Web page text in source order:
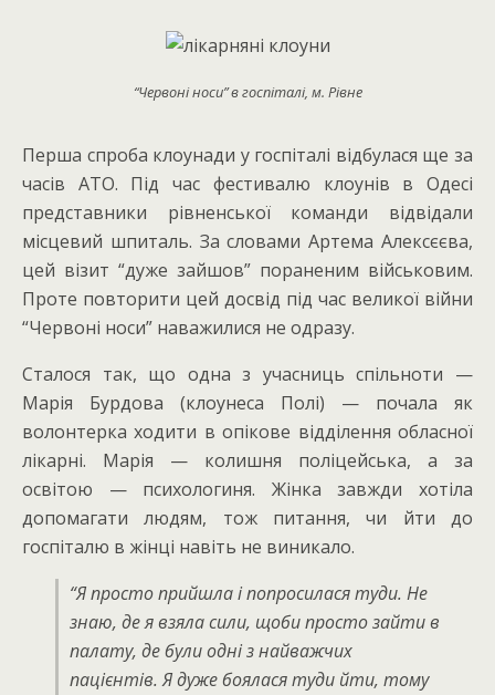
“Червоні носи” в госпіталі, м. Рівне
Перша спроба клоунади у госпіталі відбулася ще за
часів АТО. Під час фестивалю клоунів в Одесі
представники рівненської команди відвідали
місцевий шпиталь. За словами Артема Алексєєва,
цей візит “дуже зайшов” пораненим військовим.
Проте повторити цей досвід під час великої війни
“Червоні носи” наважилися не одразу.
Сталося так, що одна з учасниць спільноти —
Марія Бурдова (клоунеса Полі) — почала як
волонтерка ходити в опікове відділення обласної
лікарні. Марія — колишня поліцейська, а за
освітою — психологиня. Жінка завжди хотіла
допомагати людям, тож питання, чи йти до
госпіталю в жінці навіть не виникало.
“Я просто прийшла і попросилася туди. Не
знаю, де я взяла сили, щоби просто зайти в
палату, де були одні з найважчих
пацієнтів. Я дуже боялася туди йти, тому